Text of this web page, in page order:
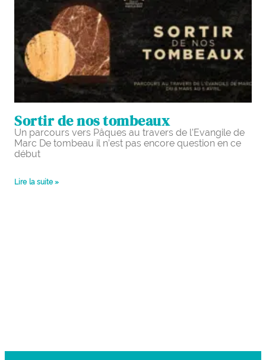
Sortir de nos tombeaux
Un parcours vers Pâques au travers de l’Evangile de
Marc De tombeau il n’est pas encore question en ce
début
Lire la suite »